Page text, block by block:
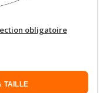
obligatoire
TAILLE